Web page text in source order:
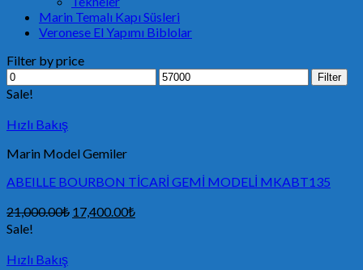
Marin Temalı Kapı Süsleri
Veronese El Yapımı Biblolar
Filter by price
Filter
Sale!
Hızlı Bakış
Marin Model Gemiler
ABEILLE BOURBON TİCARİ GEMİ MODELİ MKABT135
21,000.00₺ 17,400.00₺
Sale!
Hızlı Bakış